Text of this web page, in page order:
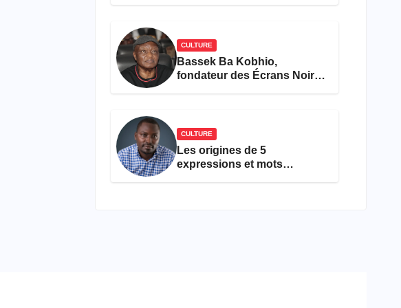
CULTURE
Bassek Ba Kobhio,
fondateur des Écrans Noirs,
CULTURE
Les origines de 5
expressions et mots